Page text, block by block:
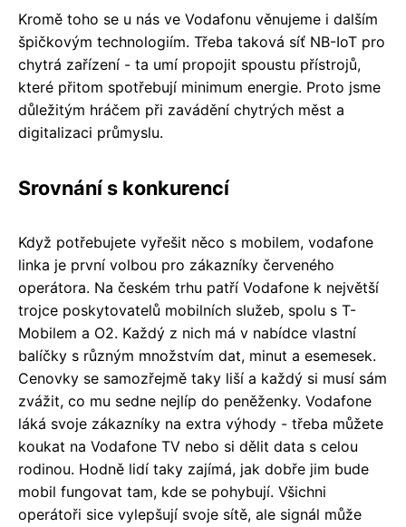
Kromě toho se u nás ve Vodafonu věnujeme i dalším
špičkovým technologiím. Třeba taková síť NB-IoT pro
chytrá zařízení - ta umí propojit spoustu přístrojů,
které přitom spotřebují minimum energie. Proto jsme
důležitým hráčem při zavádění chytrých měst a
digitalizaci průmyslu.
Srovnání s konkurencí
Když potřebujete vyřešit něco s mobilem, vodafone
linka je první volbou pro zákazníky červeného
operátora. Na českém trhu patří Vodafone k největší
trojce poskytovatelů mobilních služeb, spolu s T-
Mobilem a O2. Každý z nich má v nabídce vlastní
balíčky s různým množstvím dat, minut a esemesek.
Cenovky se samozřejmě taky liší a každý si musí sám
zvážit, co mu sedne nejlíp do peněženky. Vodafone
láká svoje zákazníky na extra výhody - třeba můžete
koukat na Vodafone TV nebo si dělit data s celou
rodinou. Hodně lidí taky zajímá, jak dobře jim bude
mobil fungovat tam, kde se pohybují. Všichni
operátoři sice vylepšují svoje sítě, ale signál může